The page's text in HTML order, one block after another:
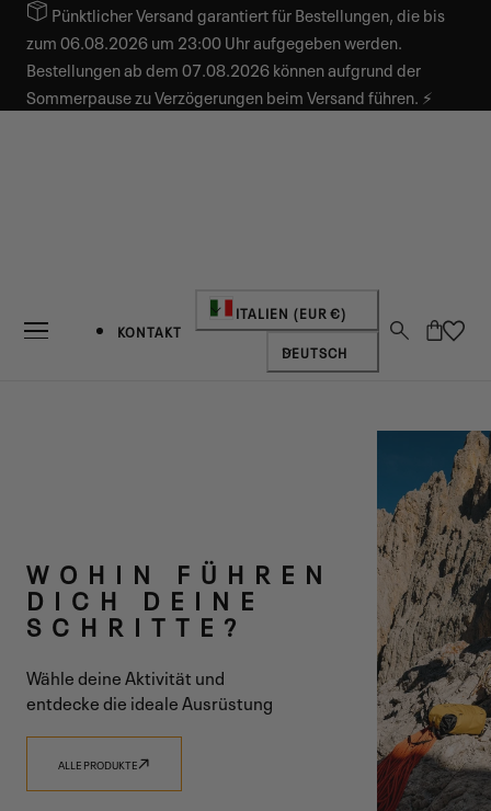
SPRINGEN
Pünktlicher Versand garantiert für Bestellungen, die bis
zum 06.08.2026 um 23:00 Uhr aufgegeben werden.
Bestellungen ab dem 07.08.2026 können aufgrund der
Sommerpause zu Verzögerungen beim Versand führen. ⚡
KONTAKT
Land/Region
ITALIEN (EUR €)
Sprache
DEUTSCH
Warenkorb
ZWEI LINIEN
EINE VISION
ENTDECKE TRADIZIONE
WOHIN FÜHREN
DICH DEINE
SCHRITTE?
Wähle deine Aktivität und
entdecke die ideale Ausrüstung
ALLE PRODUKTE